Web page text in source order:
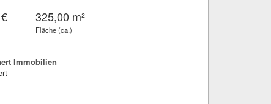
325,00 m²
Fläche (ca.)
Immobilien